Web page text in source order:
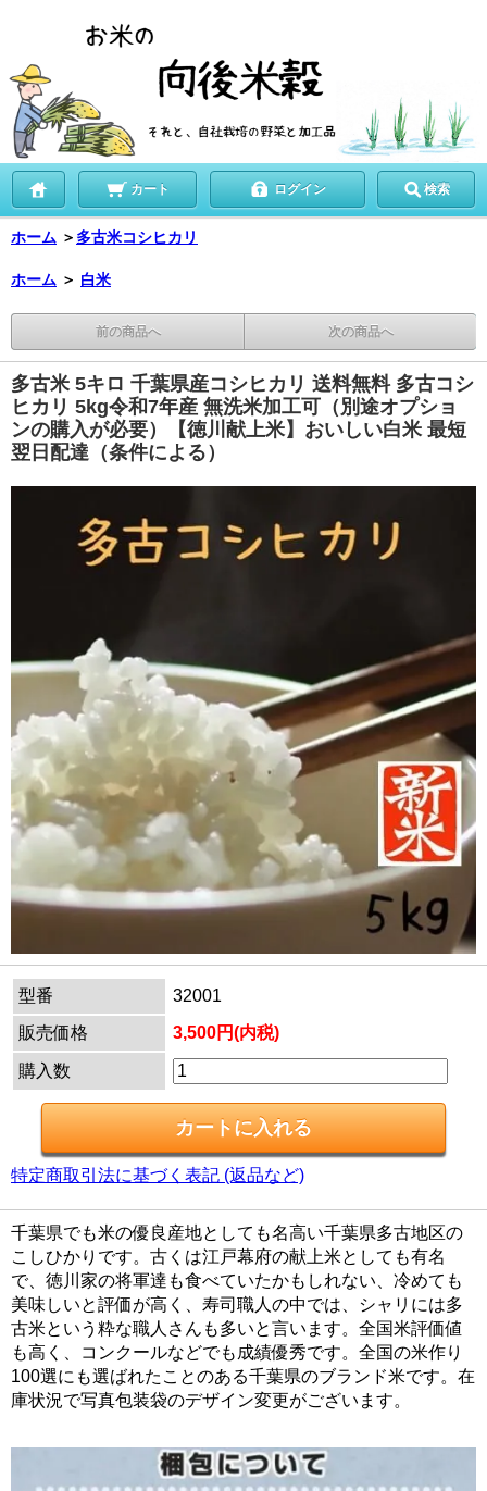
カート ログイン 検索
ホーム ＞ 多古米コシヒカリ
ホーム ＞ 白米
前の商品へ 次の商品へ
多古米 5キロ 千葉県産コシヒカリ 送料無料 多古コシ
ヒカリ 5kg令和7年産 無洗米加工可（別途オプショ
ンの購入が必要）【徳川献上米】おいしい白米 最短
翌日配達（条件による）
型番
32001
販売価格
3,500円(内税)
購入数
特定商取引法に基づく表記 (返品など)
千葉県でも米の優良産地としても名高い千葉県多古地区の
こしひかりです。古くは江戸幕府の献上米としても有名
で、徳川家の将軍達も食べていたかもしれない、冷めても
美味しいと評価が高く、寿司職人の中では、シャリには多
古米という粋な職人さんも多いと言います。全国米評価値
も高く、コンクールなどでも成績優秀です。全国の米作り
100選にも選ばれたことのある千葉県のブランド米です。在
庫状況で写真包装袋のデザイン変更がございます。